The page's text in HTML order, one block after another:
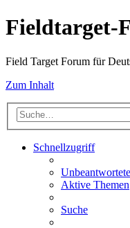
Fieldtarget-
Field Target Forum für
Zum Inhalt
Schnellzugriff
Aktive Themen
Suche